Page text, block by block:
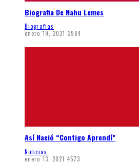
Biografia De Nahu Lemes
Biografias
enero 19, 2021 3984
Así Nació “Contigo Aprendí”
Noticias
enero 13, 2021 4573